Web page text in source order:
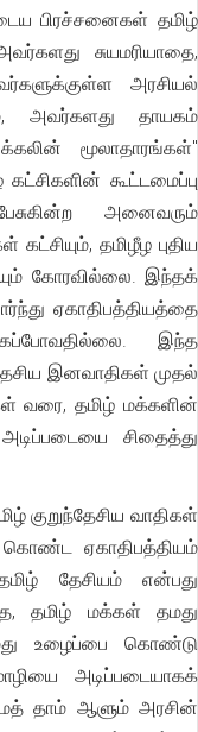
பிரச்சனைகள் தமிழ்
சுயமரியாதை,
அரசியல்
அவர்களது தாயகம்
மூலாதாரங்கள்"
கூட்டமைப்பு
அனைவரும்
தமிழீழ புதிய
கோரவில்லை. இந்தக்
ஏகாதிபத்தியத்தை
இந்த
இனவாதிகள் முதல்
வரை, தமிழ் மக்களின்
சிதைத்து
குறுந்தேசிய வாதிகள்
கொண்ட ஏகாதிபத்தியம்
தேசியம் என்பது
தமிழ் மக்கள் தமது
உழைப்பை கொண்டு
அடிப்படையாகக்
தாம் ஆளும் அரசின்